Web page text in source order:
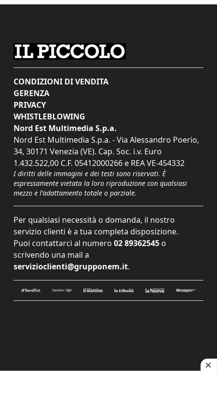
CONDIZIONI DI VENDITA
GERENZA
PRIVACY
WHISTLEBLOWING
Nord Est Multimedia S.p.a.
Nord Est Multimedia S.p.a. - Via Alessandro Poerio,
34, 30171 Venezia (VE). Cap. Soc. i.v. Euro
1.432.522,00 C.F. 05412000266 e REA VE-454332
I diritti delle immagini e dei testi sono riservati. È
espressamente vietata la loro riproduzione con qualsiasi
mezzo e l'adattamento totale o parziale.
Per qualsiasi necessità o domanda, il nostro
servizio clienti è a tua completa disposizione.
Puoi contattarci al numero 02 89362545 o
scrivendo una mail a
servizioclienti@grupponem.it.